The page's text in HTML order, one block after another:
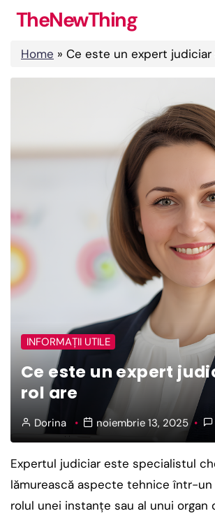
Skip
content
TheNewThing
Home » Ce este un expert judiciar
INFORMAȚII UTILE
Ce este un expert
rol are
Dorina noiembrie 13, 2025
Expertul judiciar este specialistul
lămurească aspecte tehnice într-
rolul unei instanțe sau al unui organ